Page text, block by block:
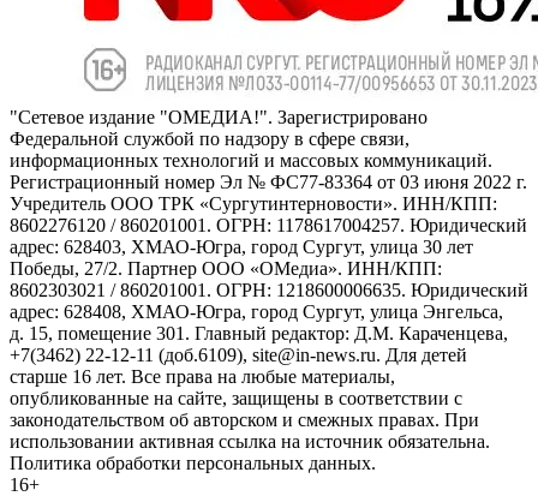
"Сетевое издание "ОМЕДИА!". Зарегистрировано
Федеральной службой по надзору в сфере связи,
информационных технологий и массовых коммуникаций.
Регистрационный номер Эл № ФС77-83364 от 03 июня 2022 г.
Учредитель ООО ТРК «Сургутинтерновости». ИНН/КПП:
8602276120 / 860201001. ОГРН: 1178617004257. Юридический
адрес: 628403, ХМАО-Югра, город Сургут, улица 30 лет
Победы, 27/2. Партнер ООО «ОМедиа». ИНН/КПП:
8602303021 / 860201001. ОГРН: 1218600006635. Юридический
адрес: 628408, ХМАО-Югра, город Сургут, улица Энгельса,
д. 15, помещение 301. Главный редактор: Д.М. Караченцева,
+7(3462) 22-12-11 (доб.6109), site@in-news.ru. Для детей
старше 16 лет. Все права на любые материалы,
опубликованные на сайте, защищены в соответствии с
законодательством об авторском и смежных правах. При
использовании активная ссылка на источник обязательна.
Политика обработки персональных данных.
16+